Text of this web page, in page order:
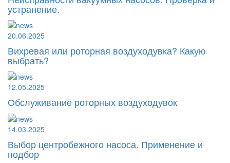
устранение.
20.06.2025
Вихревая или роторная воздуходувка? Какую
выбрать?
12.05.2025
Обслуживание роторных воздуходувок
14.03.2025
Выбор центробежного насоса. Применение и
подбор